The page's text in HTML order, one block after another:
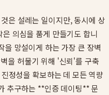
은 설레는 일이지만, 동시에 상
의심을 품게 만들기도 합니
을 망설이게 하는 가장 큰 장벽
을 허물기 위해 '신뢰'를 구축
정성을 확보하는 데 모든 역량
추구하는 **인증 데이팅** 문